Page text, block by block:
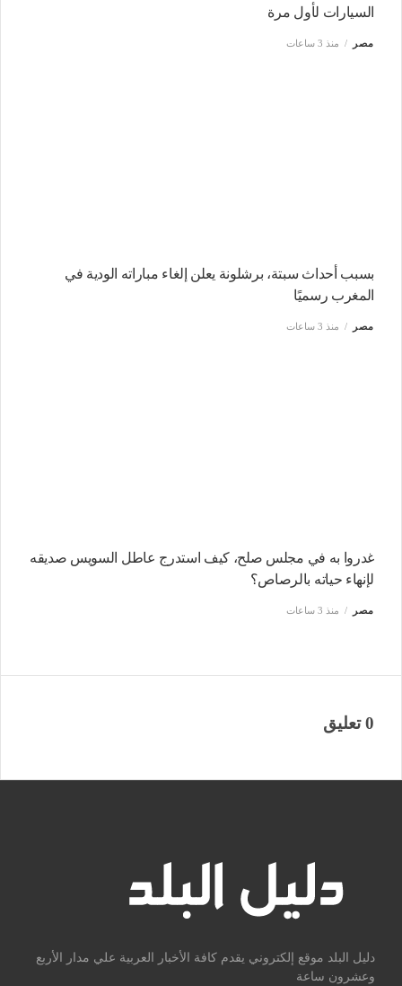
السيارات لأول مرة
مصر منذ 3 ساعات
بسبب أحداث سبتة، برشلونة يعلن إلغاء مباراته الودية في
المغرب رسميًا
مصر منذ 3 ساعات
غدروا به في مجلس صلح، كيف استدرج عاطل السويس صديقه
لإنهاء حياته بالرصاص؟
مصر منذ 3 ساعات
0 تعليق
دليل البلد موقع إلكتروني يقدم كافة الأخبار العربية علي مدار الأربع
وعشرون ساعة